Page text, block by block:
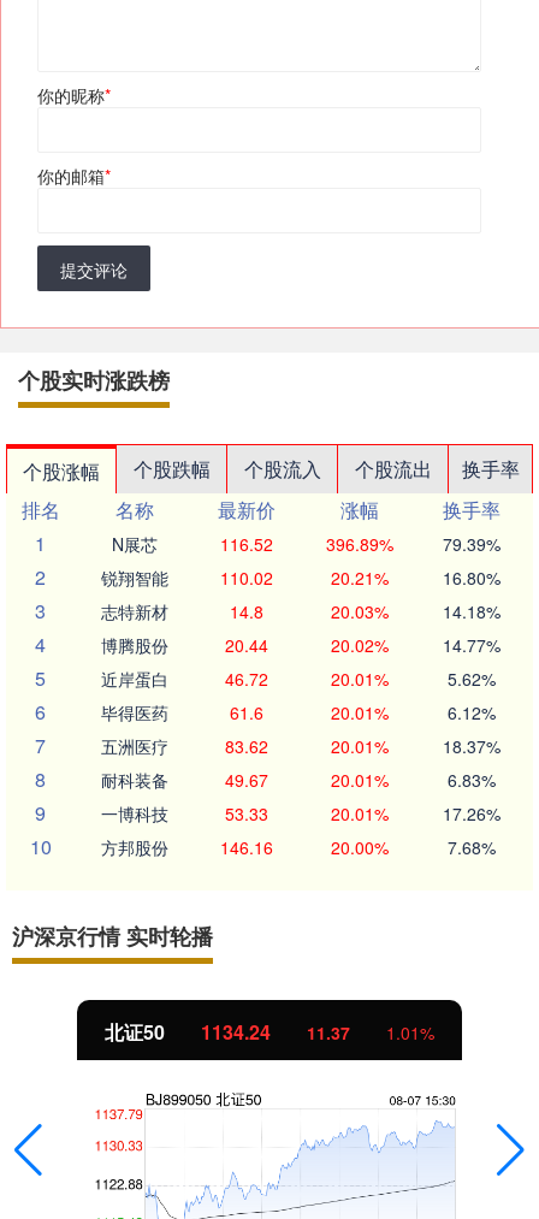
你的昵称*
你的邮箱*
提交评论
个股实时涨跌榜
个股涨幅 个股跌幅 个股流入 个股流出
换手率
排名
名称 最新价 涨幅
换手率
1
N展芯 116.52 396.89% 79.39%
2 锐翔智能 110.02 20.21% 16.80%
3 志特新材 14.8 20.03% 14.18%
4 博腾股份 20.44 20.02% 14.77%
5 近岸蛋白 46.72 20.01% 5.62%
6 毕得医药 61.6 20.01% 6.12%
7 五洲医疗 83.62 20.01% 18.37%
8 耐科装备 49.67 20.01% 6.83%
9 一博科技 53.33 20.01% 17.26%
10 方邦股份 146.16 20.00% 7.68%
沪深京行情 实时轮播
北证50 1134.24 11.37 1.01%